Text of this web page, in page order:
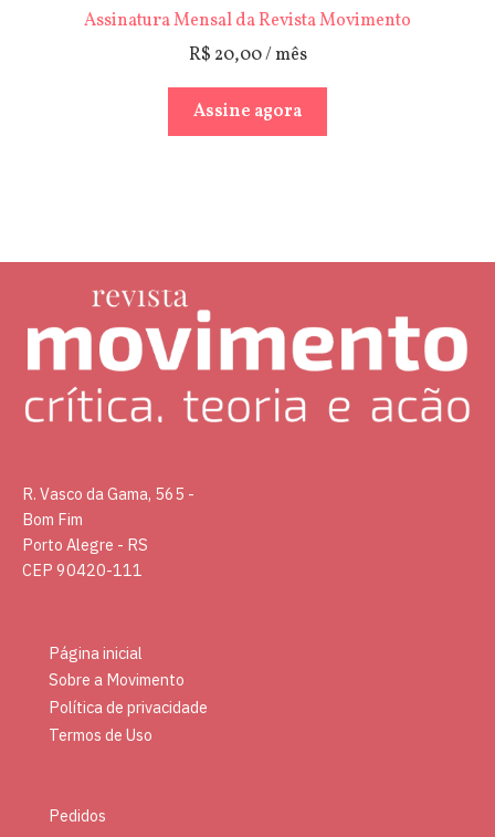
Assinatura Mensal da Revista Movimento
R$ 20,00/ mês
Assine agora
R. Vasco da Gama, 565 -
Bom Fim
Porto Alegre - RS
CEP 90420-111
Página inicial
Sobre a Movimento
Política de privacidade
Termos de Uso
Pedidos